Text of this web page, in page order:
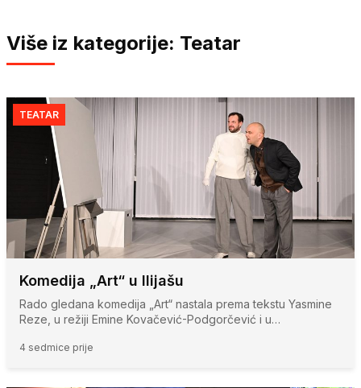
Više iz kategorije: Teatar
TEATAR
Komedija „Art“ u Ilijašu
Rado gledana komedija „Art“ nastala prema tekstu Yasmine
Reze, u režiji Emine Kovačević-Podgorčević i u…
4 sedmice prije